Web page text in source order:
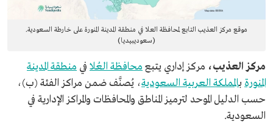
موقع مركز العذيب التابع لمحافظة العلا في منطقة المدينة المنورة على خارطة السعودية.
(سعوديبيديا)
مركز العذيب، مركز إداري يتبع محافظة العُلا في منطقة المدينة
المنورة بالمملكة العربية السعودية، يُصنَّف ضمن مراكز الفئة (ب)،
حسب الدليل الموحد لترميز المناطق والمحافظات والمراكز الإدارية في
السعودية.